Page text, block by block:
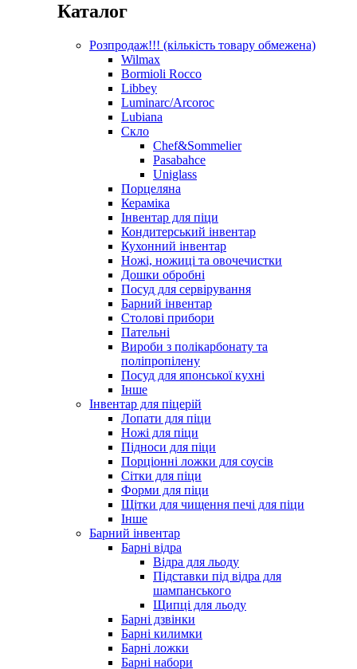
Каталог
Розпродаж!!! (кількість товару обмежена)
Wilmax
Bormioli Rocco
Libbey
Luminarc/Arcoroc
Lubiana
Скло
Chef&Sommelier
Pasabahce
Uniglass
Порцеляна
Кераміка
Інвентар для піци
Кондитерський інвентар
Кухонний інвентар
Ножі, ножиці та овочечистки
Дошки обробні
Посуд для сервірування
Барний інвентар
Столові прибори
Пательні
Вироби з полікарбонату та
поліпропілену
Посуд для японської кухні
Інше
Інвентар для піцерій
Лопати для піци
Ножі для піци
Підноси для піци
Порціонні ложки для соусів
Сітки для піци
Форми для піци
Щітки для чищення печі для піци
Інше
Барний інвентар
Барні відра
Відра для льоду
Підставки під відра для
шампанського
Щипці для льоду
Барні дзвінки
Барні килимки
Барні ложки
Барні набори